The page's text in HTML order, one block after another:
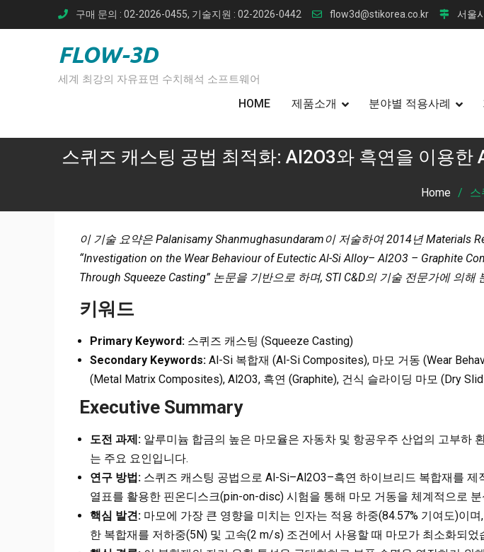
to
구매 문의 : 02-2026-0455, 기술지원 : 02-2026-0442 flow3d@stikorea.co.kr 서울
FLOW-3D
세계 최강의 자유표면 수치해석 소프트웨어
HOME 제품소개 분야별 적용사례
스퀴즈 캐스팅 공법 최적화: Al2O3와 흑연을 이용
Home 스
이 기술 요약은 Palanisamy Shanmughasundaram이 저술하여 2014년 Materials
“Investigation on the Wear Behaviour of Eutectic Al-Si Alloy– Al2O3 – Graphite
Through Squeeze Casting” 논문을 기반으로 하며, STI C&D의 기술 전문가에 의해
키워드
Primary Keyword: 스퀴즈 캐스팅 (Squeeze Casting)
Secondary Keywords: Al-Si 복합재 (Al-Si Composites), 마모 거동 (Wear
(Metal Matrix Composites), Al2O3, 흑연 (Graphite), 건식 슬라이딩 마모 (Dry
Executive Summary
도전 과제: 알루미늄 합금의 높은 마모율은 자동차 및 항공우주 산업의 고부하
는 주요 요인입니다.
연구 방법: 스퀴즈 캐스팅 공법으로 Al-Si–Al2O3–흑연 하이브리드 복합재를 제
열표를 활용한 핀온디스크(pin-on-disc) 시험을 통해 마모 거동을 체계적으로
핵심 발견: 마모에 가장 큰 영향을 미치는 인자는 적용 하중(84.57% 기여도)이며
한 복합재를 저하중(5N) 및 고속(2 m/s) 조건에서 사용할 때 마모가 최소화되었